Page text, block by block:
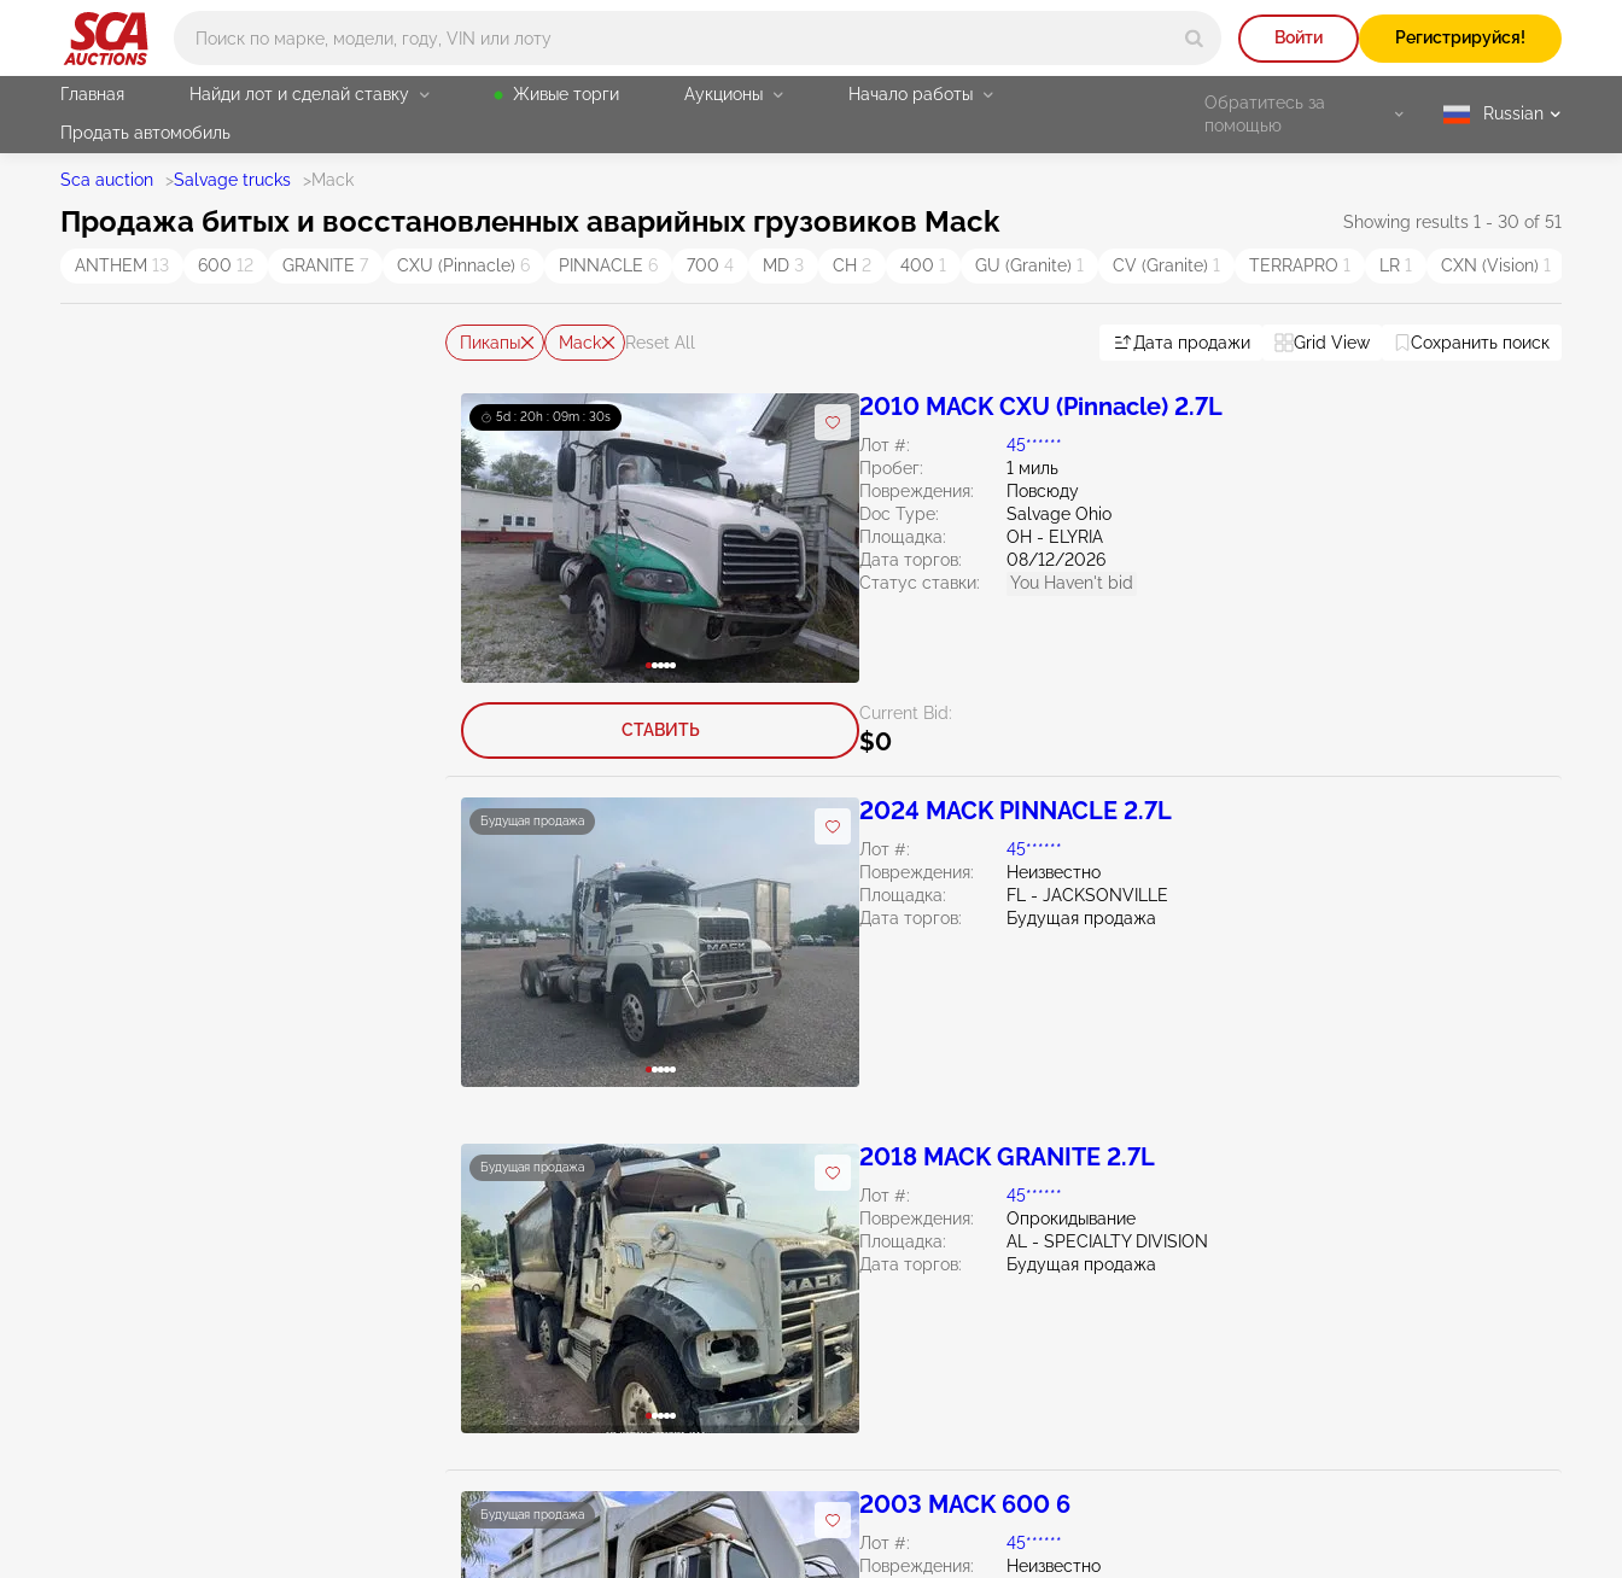
Войти Регистрируйся!
Главная Найди лот и сделай ставку Живые торги Аукционы
Начало работы
Продать автомобиль
Обратитесь за
помощью
selected
Russian
Sca auction >Salvage trucks >Mack
Продажа битых и восстановленных аварийных грузовиков Mack Showing results 1 - 30 of 51
ANTHEM 13 600 12 GRANITE 7 CXU (Pinnacle) 6 PINNACLE 6 700 4 MD 3 CH 2 400 1 GU (Granite) 1 CV (Granite) 1 TERRAPRO 1 LR 1 CXN (Vision) 1
Пикапы Mack Reset All Дата продажи Grid View Сохранить поиск
5d : 20h : 09m : 28s 2010 MACK CXU (Pinnacle) 2.7L
Лот #:
45******
Пробег:
1 миль
Повреждения:
Повсюду
Doc Type:
Salvage Ohio
Площадка:
OH - ELYRIA
Дата торгов:
08/12/2026
Статус ставки:
You Haven't bid
Current Bid:
$0
СТАВИТЬ
Будущая продажа 2024 MACK PINNACLE 2.7L
Лот #:
45******
Повреждения:
Неизвестно
Площадка:
FL - JACKSONVILLE
Дата торгов:
Будущая продажа
Будущая продажа 2018 MACK GRANITE 2.7L
Лот #:
45******
Повреждения:
Опрокидывание
Площадка:
AL - SPECIALTY DIVISION
Дата торгов:
Будущая продажа
Будущая продажа 2003 MACK 600 6
Лот #:
45******
Повреждения:
Неизвестно